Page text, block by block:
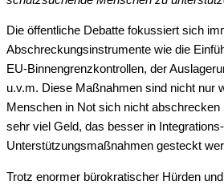
Die öffentliche Debatte fokussiert sich
Abschreckungsinstrumente wie die
EU-Binnengrenzkontrollen, der
u.v.m. Diese Maßnahmen sind nicht nur
Menschen in Not sich nicht
sehr viel Geld, das besser in
Unterstützungsmaßnahmen gesteckt
Trotz enormer bürokratischer Hürden